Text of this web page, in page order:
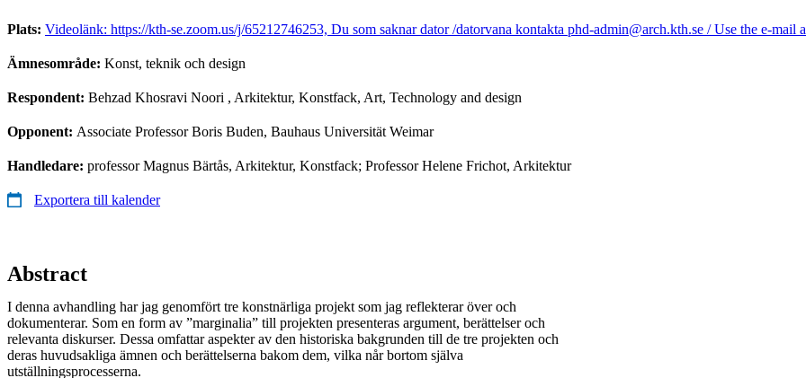
Plats: Videolänk: https://kth-se.zoom.us/j/65212746253, Du som saknar dator /datorvana kontakta phd-admin@arch.kth.se / Use the e-mail
Ämnesområde: Konst, teknik och design
Respondent: Behzad Khosravi Noori , Arkitektur, Konstfack, Art, Technology and design
Opponent: Associate Professor Boris Buden, Bauhaus Universität Weimar
Handledare: professor Magnus Bärtås, Arkitektur, Konstfack; Professor Helene Frichot, Arkitektur
Exportera till kalender
Abstract
I denna avhandling har jag genomfört tre konstnärliga projekt som jag reflekterar över och
dokumenterar. Som en form av ”marginalia” till projekten presenteras argument, berättelser och
relevanta diskurser. Dessa omfattar aspekter av den historiska bakgrunden till de tre projekten och
deras huvudsakliga ämnen och berättelserna bakom dem, vilka når bortom själva
utställningsprocesserna.